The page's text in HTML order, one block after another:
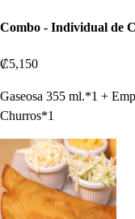
Combo - Individual de
₡5,150
Gaseosa 355 ml.*1 +
Churros*1